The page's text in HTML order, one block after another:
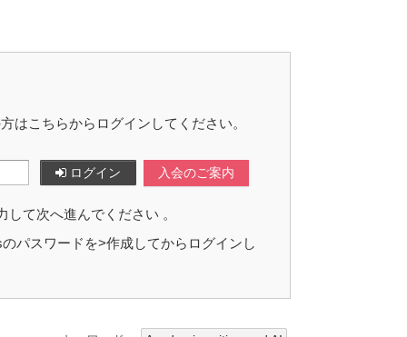
はこちらからログインしてください。
ログイン 入会のご案内
て次へ進んでください 。
パスワードを>作成してからログインし